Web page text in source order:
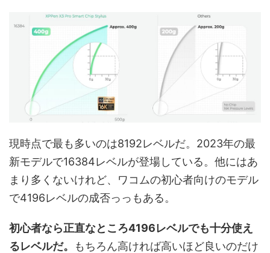
現時点で最も多いのは8192レベルだ。2023年の最
新モデルで16384レベルが登場している。他にはあ
まり多くないけれど、ワコムの初心者向けのモデル
で4196レベルの成否っっもある。
初心者なら正直なところ4196レベルでも十分使え
るレベルだ。
もちろん高ければ高いほど良いのだけ